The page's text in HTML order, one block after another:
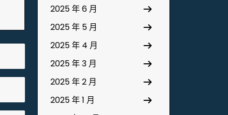
2025 年 6 月
2025 年 5 月
2025 年 4 月
2025 年 3 月
2025 年 2 月
2025 年 1 月